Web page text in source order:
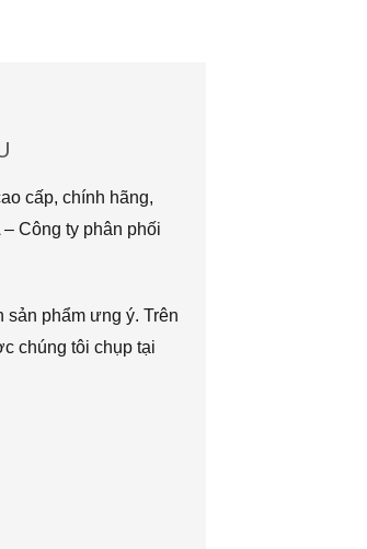
cấp, chính hãng,
Công ty phân phối
phẩm ưng ý. Trên
chúng tôi chụp tại